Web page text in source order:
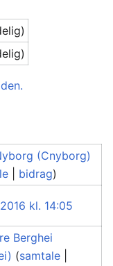
(Cnyborg)
bidrag)
kl. 14:05
Berghei
(samtale